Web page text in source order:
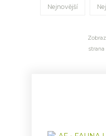
Nejnovější
strana